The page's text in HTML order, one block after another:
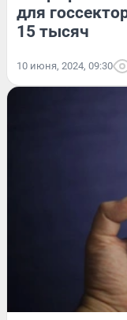
для
15 тысяч
10 июня, 2024, 09:30